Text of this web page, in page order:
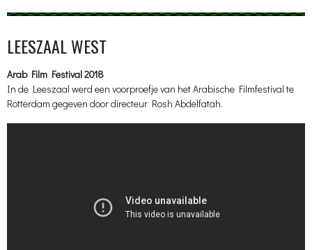
LEESZAAL WEST
Arab Film Festival 2018
In de Leeszaal werd een voorproefje van het Arabische Filmfestival te
Rotterdam gegeven door directeur Rosh Abdelfatah.